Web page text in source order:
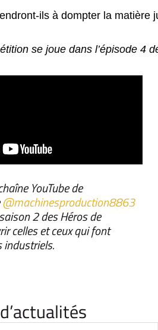
ils à dompter la matière
se joue dans l’épisode 4
YouTube de
‪@machinesproduction8863‬
2 des Héros de
celles et ceux qui font
industriels.